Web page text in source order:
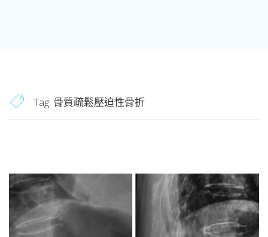
Tag: 骨質疏鬆壓迫性骨折